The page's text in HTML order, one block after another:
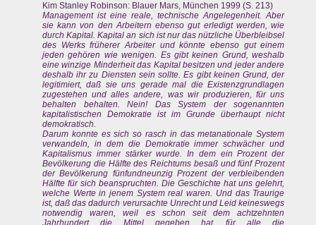
Kim Stanley Robinson: Blauer Mars, München 1999 (S. 213)
Management ist eine reale, technische Angelegenheit. Aber
sie kann von den Arbeitern ebenso gut erledigt werden, wie
durch Kapital. Kapital an sich ist nur das nützliche Überbleibsel
des Werks früherer Arbeiter und könnte ebenso gut einem
jeden gehören wie wenigen. Es gibt keinen Grund, weshalb
eine winzige Minderheit das Kapital besitzen und jeder andere
deshalb ihr zu Diensten sein sollte. Es gibt keinen Grund, der
legitimiert, daß sie uns gerade mal die Existenzgrundlagen
zugestehen und alles andere, was wir produzieren, für uns
behalten behalten. Nein! Das System der sogenannten
kapitalistischen Demokratie ist im Grunde überhaupt nicht
demokratisch.
Darum konnte es sich so rasch in das metanationale System
verwandeln, in dem die Demokratie immer schwächer und
Kapitalismus immer stärker wurde. In dem ein Prozent der
Bevölkerung die Hälfte des Reichtums besaß und fünf Prozent
der Bevölkerung fünfundneunzig Prozent der verbleibenden
Hälfte für sich beanspruchten. Die Geschichte hat uns gelehrt,
welche Werte in jenem System real waren. Und das Traurige
ist, daß das dadurch verursachte Unrecht und Leid keineswegs
notwendig waren, weil es schon seit dem achtzehnten